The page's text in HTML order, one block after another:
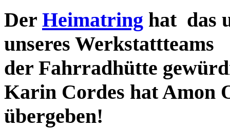
Der Heimatring hat das
unseres Werkstattteams
der Fahrradhütte
Karin Cordes hat Amon
übergeben!